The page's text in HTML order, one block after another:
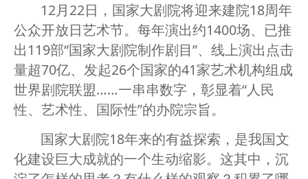
12月22日，国家大剧院将迎来建院18周年
公众开放日艺术节。每年演出约1400场、已推
出119部“国家大剧院制作剧目”、线上演出点击
量超70亿、发起26个国家的41家艺术机构组成
世界剧院联盟……一串串数字，彰显着“人民
性、艺术性、国际性”的办院宗旨。
国家大剧院18年来的有益探索，是我国文
化建设巨大成就的一个生动缩影。这其中，沉